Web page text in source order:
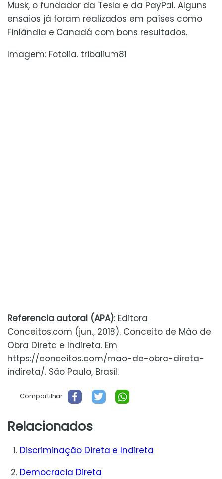
Musk, o fundador da Tesla e da PayPal. Alguns
ensaios já foram realizados em países como
Finlândia e Canadá com bons resultados.
Imagem: Fotolia. tribalium81
Referencia autoral (APA): Editora
Conceitos.com (jun., 2018). Conceito de Mão de
Obra Direta e Indireta. Em
https://conceitos.com/mao-de-obra-direta-
indireta/. São Paulo, Brasil.
Compartilhar
Relacionados
Discriminação Direta e Indireta
Democracia Direta